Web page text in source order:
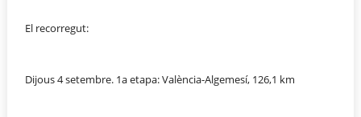
El recorregut:
Dijous 4 setembre. 1a etapa: València-Algemesí, 126,1 km